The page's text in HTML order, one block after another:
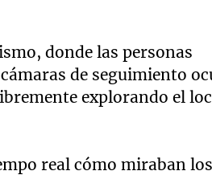
donde las personas
de seguimiento
explorando el
real cómo miraban los